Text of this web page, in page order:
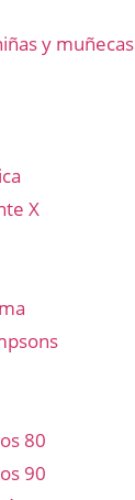
y muñecas
X
80
90